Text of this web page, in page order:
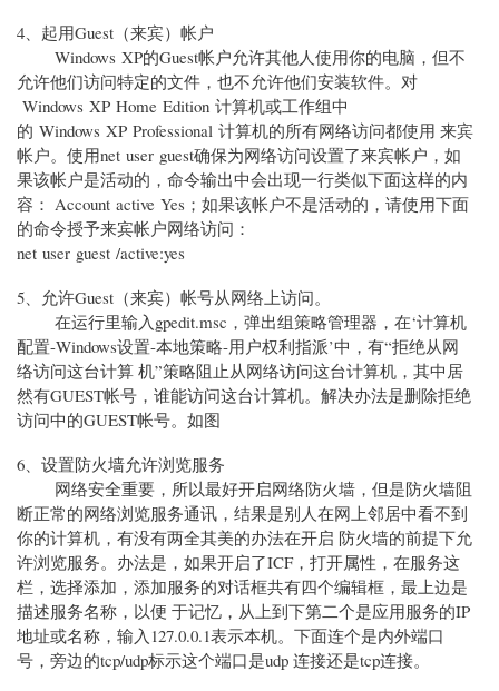
4、起用Guest（来宾）帐户
Windows XP的Guest帐户允许其他人使用你的电脑，但不
允许他们访问特定的文件，也不允许他们安装软件。对
Windows XP Home Edition 计算机或工作组中
的 Windows XP Professional 计算机的所有网络访问都使用 来宾
帐户。使用net user guest确保为网络访问设置了来宾帐户，如
果该帐户是活动的，命令输出中会出现一行类似下面这样的内
容： Account active Yes；如果该帐户不是活动的，请使用下面
的命令授予来宾帐户网络访问：
net user guest /active:yes
5、允许Guest（来宾）帐号从网络上访问。
在运行里输入gpedit.msc，弹出组策略管理器，在‘计算机
配置-Windows设置-本地策略-用户权利指派’中，有“拒绝从网
络访问这台计算 机”策略阻止从网络访问这台计算机，其中居
然有GUEST帐号，谁能访问这台计算机。解决办法是删除拒绝
访问中的GUEST帐号。如图
6、设置防火墙允许浏览服务
网络安全重要，所以最好开启网络防火墙，但是防火墙阻
断正常的网络浏览服务通讯，结果是别人在网上邻居中看不到
你的计算机，有没有两全其美的办法在开启 防火墙的前提下允
许浏览服务。办法是，如果开启了ICF，打开属性，在服务这
栏，选择添加，添加服务的对话框共有四个编辑框，最上边是
描述服务名称，以便 于记忆，从上到下第二个是应用服务的IP
地址或名称，输入127.0.0.1表示本机。下面连个是内外端口
号，旁边的tcp/udp标示这个端口是udp 连接还是tcp连接。